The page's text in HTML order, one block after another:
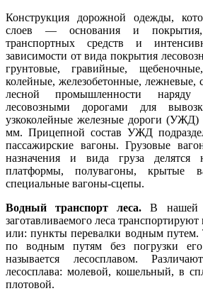
Конструкция дорожной одежды,
слоев — основания и
транспортных средств и
зависимости от вида покрытия
грунтовые, гравийные,
колейные, железобетонные,
лесной промышленности наряду
лесовозными дорогами для
узкоколейные железные дороги
мм. Прицепной состав УЖД
пассажирские вагоны. Грузовые
назначения и вида груза делятся
платформы, полувагоны, крытые
специальные вагоны-сцепы.
Водный транспорт леса. В нашей
заготавливаемого леса
или: пункты перевалки водным путем.
по водным путям без погрузки
называется лесосплавом.
лесосплава: молевой, кошельный, в
плотовой.